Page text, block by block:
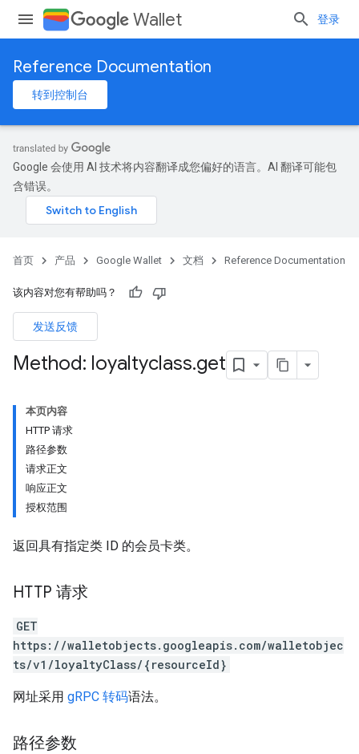
Wallet 登录
Reference Documentation
转到控制台
Google 会使用 AI 技术将内容翻译成您偏好的语言。AI 翻译可能包
含错误。
首页 产品 Google Wallet 文档 Reference Documentation
该内容对您有帮助吗？
发送反馈
Method: loyaltyclass.get
本页内容
HTTP 请求
路径参数
请求正文
响应正文
授权范围
返回具有指定类 ID 的会员卡类。
HTTP 请求
GET
https://walletobjects.googleapis.com/walletobjec
ts/v1/loyaltyClass/{resourceId}
网址采用 gRPC 转码语法。
路径参数